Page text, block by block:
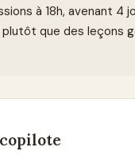
à 18h, avenant
que des leçons